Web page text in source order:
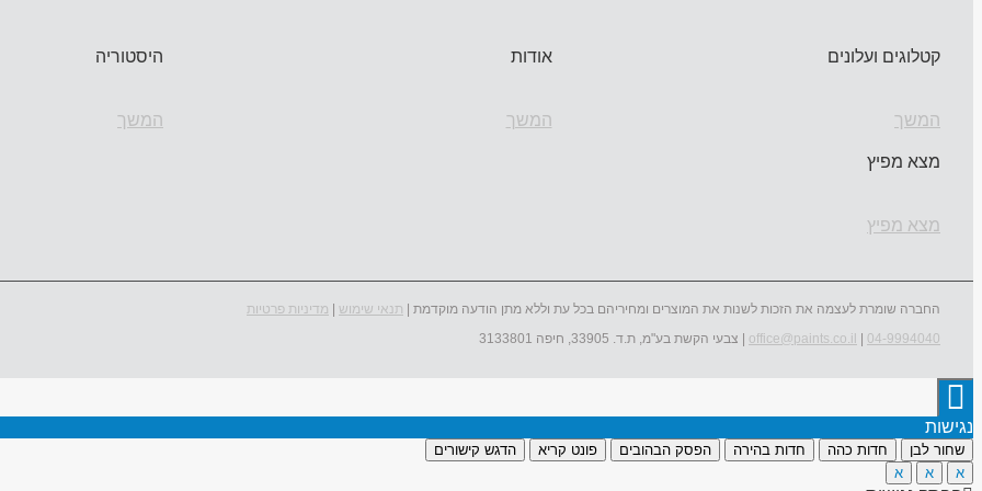
קטלוגים ועלונים
המשך
אודות
המשך
היסטוריה
המשך
מצא מפיץ
מצא מפיץ
החברה שומרת לעצמה את הזכות לשנות את המוצרים ומחיריהם בכל עת וללא מתן הודעה מוקדמת | תנאי שימוש
מדיניות פרטיות
04-9994040
office@paints.co.il | צבעי הקשת בע"מ, ת.ד. 33905, חיפה 3133801
נגישות
שחור לבן חדות כהה חדות בהירה הפסק הבהובים פונט קריא
הדגש קישורים
א
א א